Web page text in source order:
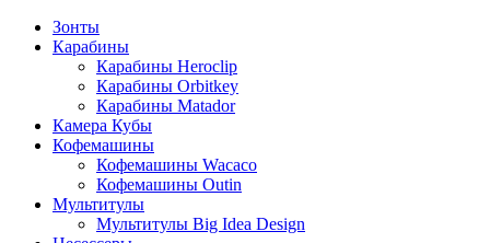
Зонты
Карабины
Карабины Heroclip
Карабины Orbitkey
Карабины Matador
Камера Кубы
Кофемашины
Кофемашины Wacaco
Кофемашины Outin
Мультитулы
Мультитулы Big Idea Design